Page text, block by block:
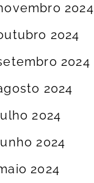
2024
2024
2024
2024
2024
2024
2024